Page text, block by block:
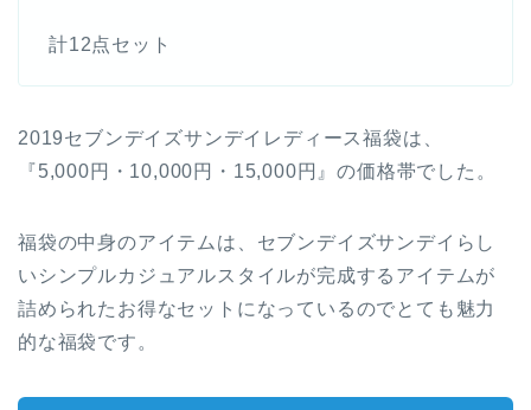
計12点セット
2019セブンデイズサンデイレディース福袋は、
『5,000円・10,000円・15,000円』の価格帯でした。
福袋の中身のアイテムは、セブンデイズサンデイらし
いシンプルカジュアルスタイルが完成するアイテムが
詰められたお得なセットになっているのでとても魅力
的な福袋です。